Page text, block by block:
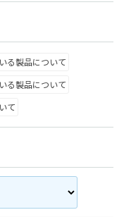
る製品について
る製品について
て